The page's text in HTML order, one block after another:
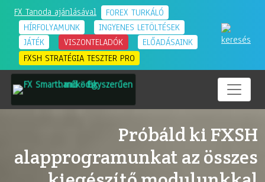
FX Tanoda ajánlásával
FOREX TURKÁLÓ
HÍRFOLYAMUNK
INGYENES LETÖLTÉSEK
JÁTÉK
VISZONTELADÓK
ELŐADÁSAINK
FXSH STRATÉGIA TESZTER PRO
Próbáld ki FXSH
alapprogramunkat az összes